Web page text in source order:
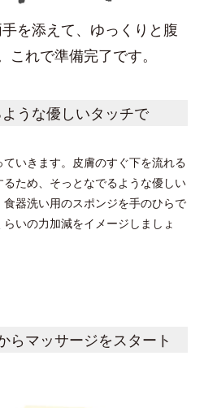
を添えて、ゆっくりと腹
れで準備完了です。
うな優しいタッチで
いきます。皮膚のすぐ下を流れる
ため、そっとなでるような優しい
器洗い用のスポンジを手のひらで
いの力加減をイメージしましょ
らマッサージをスタート